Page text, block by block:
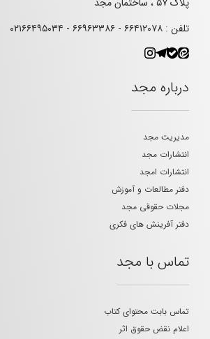
تلفن : ۶۶۴۱۲۰۷۸ - ۶۶۹۶۳۳۸۶ - ۰۲۱۶۶۴۹۵۰۳۴
درباره مجد
مدیریت مجد
انتشارات مجد
انتشارات امجد
دفتر مطالعات و آموزش
مجلات حقوقی مجد
دفتر آفرینش های فکری
تماس با مجد
تماس بابت محتوای کتاب
اعلام نقض حقوق اثر